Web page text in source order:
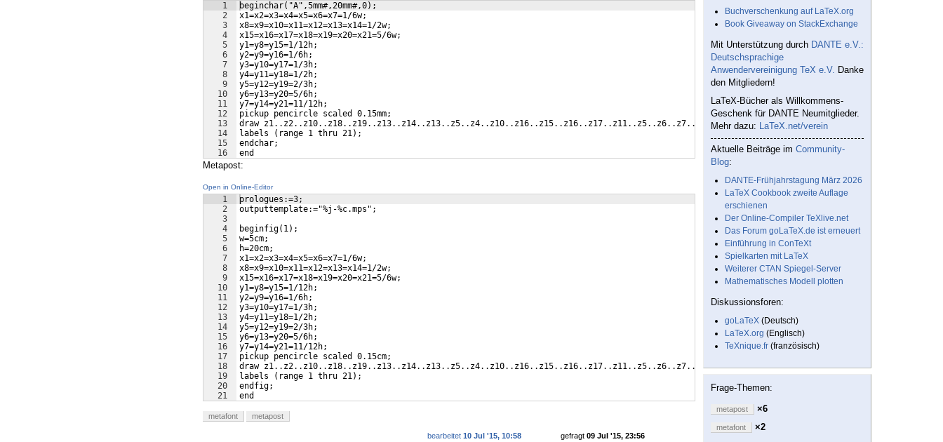
1
2
3
4
5
6
7
8
9
10
11
12
13
14
15
16
beginchar("A",5mm#,20mm#,0);
x1=x2=x3=x4=x5=x6=x7=1/6w;
x8=x9=x10=x11=x12=x13=x14=1/2w;
x15=x16=x17=x18=x19=x20=x21=5/6w;
y1=y8=y15=1/12h;
y2=y9=y16=1/6h;
y3=y10=y17=1/3h;
y4=y11=y18=1/2h;
y5=y12=y19=2/3h;
y6=y13=y20=5/6h;
y7=y14=y21=11/12h;
pickup pencircle scaled 0.15mm;
draw
labels (range 1 thru 21);
endchar;
end
Metapost:
Open in Online-Editor
1
2
3
4
5
6
7
8
9
10
11
12
13
14
15
16
17
18
19
20
21
prologues:=3;
outputtemplate:="%j-%c.mps";
beginfig(1);
w=5cm;
h=20cm;
x1=x2=x3=x4=x5=x6=x7=1/6w;
x8=x9=x10=x11=x12=x13=x14=1/2w;
x15=x16=x17=x18=x19=x20=x21=5/6w;
y1=y8=y15=1/12h;
y2=y9=y16=1/6h;
y3=y10=y17=1/3h;
y4=y11=y18=1/2h;
y5=y12=y19=2/3h;
y6=y13=y20=5/6h;
y7=y14=y21=11/12h;
pickup pencircle scaled 0.15cm;
draw
labels (range 1 thru 21);
endfig;
end
metafont metapost
gefragt 09 Jul '15, 23:56
bearbeitet 10 Jul '15, 10:58
Buchverschenkung auf LaTeX.org
Book Giveaway on StackExchange
Mit Unterstützung durch DANTE e.V.:
Deutschsprachige
Anwendervereinigung TeX e.V. Danke
den Mitgliedern!
LaTeX-Bücher als Willkommens-
Geschenk für DANTE Neumitglieder.
Mehr dazu: LaTeX.net/verein
Aktuelle Beiträge im Community-
Blog:
DANTE-Frühjahrstagung März 2026
LaTeX Cookbook zweite Auflage
erschienen
Der Online-Compiler TeXlive.net
Das Forum goLaTeX.de ist erneuert
Einführung in ConTeXt
Spielkarten mit LaTeX
Weiterer CTAN Spiegel-Server
Mathematisches Modell plotten
Diskussionsforen:
goLaTeX (Deutsch)
LaTeX.org (Englisch)
TeXnique.fr (französisch)
Frage-Themen:
metapost ×6
metafont
×2